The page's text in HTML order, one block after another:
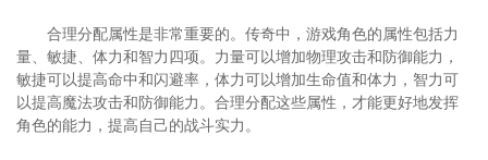
合理分配属性是非常重要的。传奇中，游戏角色的属性包括力
量、敏捷、体力和智力四项。力量可以增加物理攻击和防御能力，
敏捷可以提高命中和闪避率，体力可以增加生命值和体力，智力可
以提高魔法攻击和防御能力。合理分配这些属性，才能更好地发挥
角色的能力，提高自己的战斗实力。